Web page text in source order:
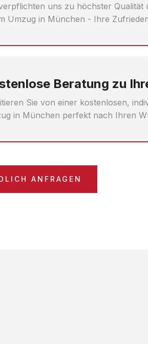
uns zu höchster Qualität
Umzug in München - Ihre
Beratung zu
Sie von einer kostenlosen,
in München perfekt nach Ihren
ANFRAGEN